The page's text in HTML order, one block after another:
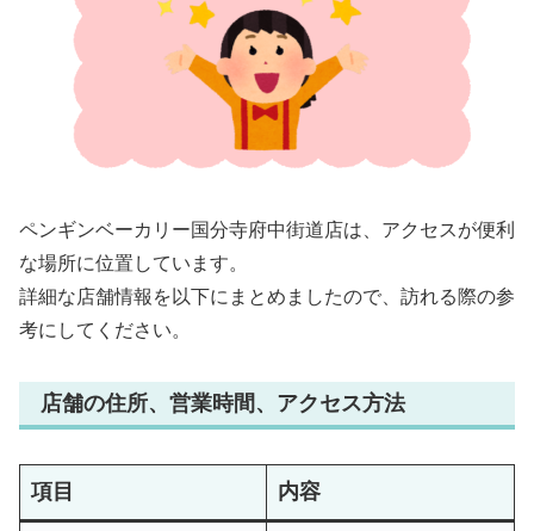
ペンギンベーカリー国分寺府中街道店は、アクセスが便利
な場所に位置しています。
詳細な店舗情報を以下にまとめましたので、訪れる際の参
考にしてください。
店舗の住所、営業時間、アクセス方法
項目 内容